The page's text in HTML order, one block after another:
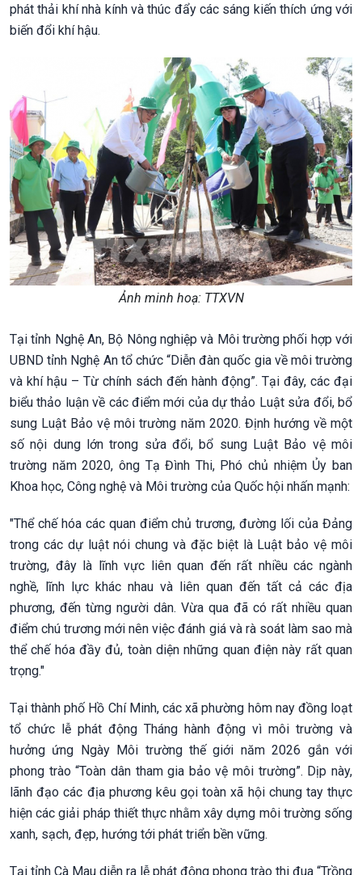
phát thải khí nhà kính và thúc đẩy các sáng kiến thích ứng với
biến đổi khí hậu.
Ảnh minh hoạ: TTXVN
Tại tỉnh Nghệ An, Bộ Nông nghiệp và Môi trường phối hợp với
UBND tỉnh Nghệ An tổ chức “Diễn đàn quốc gia về môi trường
và khí hậu – Từ chính sách đến hành động”. Tại đây, các đại
biểu thảo luận về các điểm mới của dự thảo Luật sửa đổi, bổ
sung Luật Bảo vệ môi trường năm 2020. Định hướng về một
số nội dung lớn trong sửa đổi, bổ sung Luật Bảo vệ môi
trường năm 2020, ông Tạ Đình Thi, Phó chủ nhiệm Ủy ban
Khoa học, Công nghệ và Môi trường của Quốc hội nhấn mạnh:
"Thể chế hóa các quan điểm chủ trương, đường lối của Đảng
trong các dự luật nói chung và đặc biệt là Luật bảo vệ môi
trường, đây là lĩnh vực liên quan đến rất nhiều các ngành
nghề, lĩnh lực khác nhau và liên quan đến tất cả các địa
phương, đến từng người dân. Vừa qua đã có rất nhiều quan
điểm chú trương mới nên việc đánh giá và rà soát làm sao mà
thể chế hóa đầy đủ, toàn diện những quan điện này rất quan
trọng."
Tại thành phố Hồ Chí Minh, các xã phường hôm nay đồng loạt
tổ chức lễ phát động Tháng hành động vì môi trường và
hưởng ứng Ngày Môi trường thế giới năm 2026 gắn với
phong trào “Toàn dân tham gia bảo vệ môi trường”. Dịp này,
lãnh đạo các địa phương kêu gọi toàn xã hội chung tay thực
hiện các giải pháp thiết thực nhằm xây dựng môi trường sống
xanh, sạch, đẹp, hướng tới phát triển bền vững.
Tại tỉnh Cà Mau diễn ra lễ phát động phong trào thi đua “Trồng